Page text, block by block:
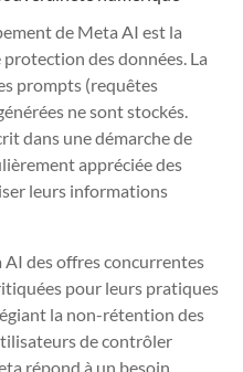
de Meta AI est la
des données. La
prompts (requêtes
ne sont stockés.
dans une démarche de
appréciée des
leurs informations
des offres concurrentes
pour leurs pratiques
la non-rétention des
de contrôler
répond à un besoin